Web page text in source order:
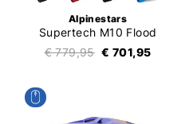
Alpinestars
Supertech M10 Flood
€ 779,95 € 701,95